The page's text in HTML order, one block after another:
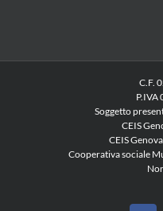
C.F.
P.IVA
Soggetto
CEIS
CEIS
Cooperativa sociale